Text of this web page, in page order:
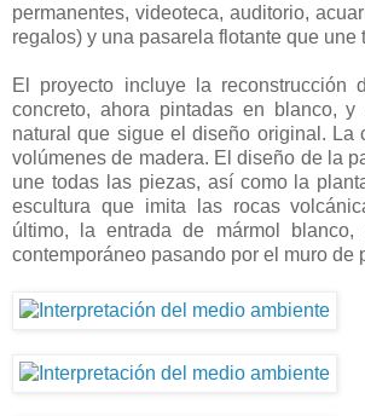
permanentes, videoteca, auditorio,
regalos) y una pasarela flotante que une
El proyecto incluye la reconstrucción
concreto, ahora pintadas en blanco,
natural que sigue el diseño original. La
volúmenes de madera. El diseño de la
une todas las piezas, así como la
escultura que imita las rocas
último, la entrada de mármol blanco,
contemporáneo pasando por el muro de